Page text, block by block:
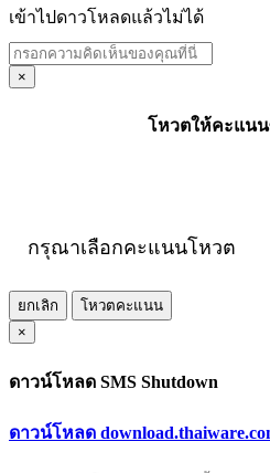
เข้าไปดาวโหลดแล้วไม่ได้
×
โหวตให้คะแน
กรุณาเลือกคะแนนโหวต
ยกเลิก
โหวตคะแนน
×
ดาวน์โหลด SMS Shutdown
ดาวน์โหลด